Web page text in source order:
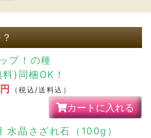
プ！の種
)同梱OK！
（税込/送料込）
カートに入れる
水晶さざれ石（100g）